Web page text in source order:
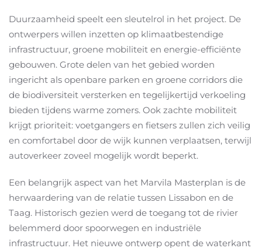
Duurzaamheid speelt een sleutelrol in het project. De
ontwerpers willen inzetten op klimaatbestendige
infrastructuur, groene mobiliteit en energie-efficiënte
gebouwen. Grote delen van het gebied worden
ingericht als openbare parken en groene corridors die
de biodiversiteit versterken en tegelijkertijd verkoeling
bieden tijdens warme zomers. Ook zachte mobiliteit
krijgt prioriteit: voetgangers en fietsers zullen zich veilig
en comfortabel door de wijk kunnen verplaatsen, terwijl
autoverkeer zoveel mogelijk wordt beperkt.
Een belangrijk aspect van het Marvila Masterplan is de
herwaardering van de relatie tussen Lissabon en de
Taag. Historisch gezien werd de toegang tot de rivier
belemmerd door spoorwegen en industriële
infrastructuur. Het nieuwe ontwerp opent de waterkant